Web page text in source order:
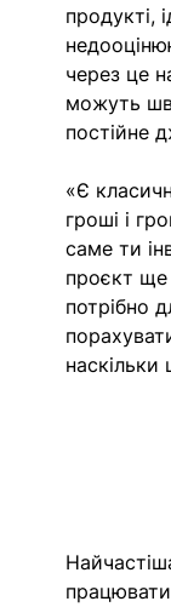
продукті,
через це
можуть
постійне
«Є
гроші і
саме ти
проєкт ще
потрібно
наскільки